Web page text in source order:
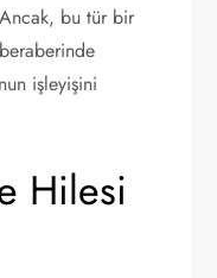
bu tür bir
işleyişini
Hilesi